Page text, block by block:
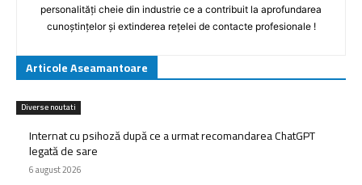
personalități cheie din industrie ce a contribuit la aprofundarea
cunoștințelor și extinderea rețelei de contacte profesionale !
Articole Aseamantoare
Diverse noutati
Internat cu psihoză după ce a urmat recomandarea ChatGPT
legată de sare
6 august 2026